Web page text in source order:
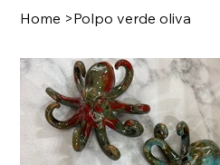
Home >Polpo verde oliva